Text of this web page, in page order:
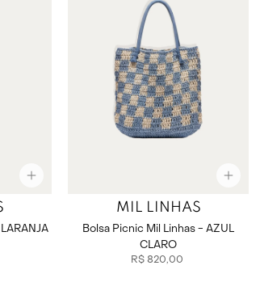
- LARANJA
MIL LINHAS
Bolsa Picnic Mil Linhas - AZUL
CLARO
R$ 820,00